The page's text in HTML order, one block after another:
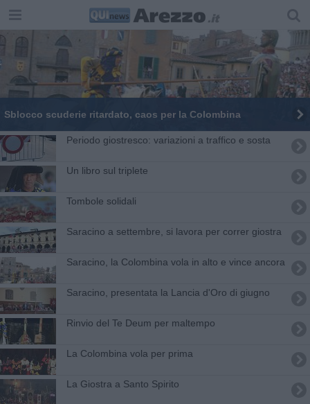
Sblocco scuderie ritardato, caos per la Colombina
Periodo giostresco: variazioni a traffico e sosta
Un libro sul triplete
Tombole solidali
Saracino a settembre, si lavora per correr giostra
Saracino, la Colombina vola in alto e vince ancora
Saracino, presentata la Lancia d'Oro di giugno
Rinvio del Te Deum per maltempo
La Colombina vola per prima
La Giostra a Santo Spirito